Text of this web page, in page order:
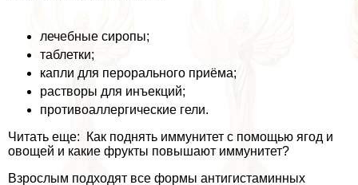
лечебные сиропы;
таблетки;
капли для перopaльного приёма;
растворы для инъекций;
противоаллергические гели.
Читать еще: Как поднять иммунитет с помощью ягод и
овощей и какие фрукты повышают иммунитет?
Взрослым подходят все формы антигистаминных